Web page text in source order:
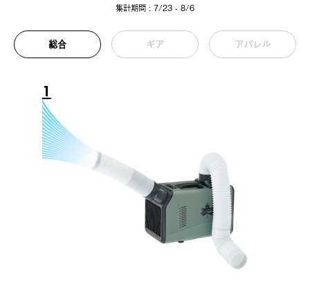
集計期間 : 7/23 - 8/6
総合 ギア アパレル
1